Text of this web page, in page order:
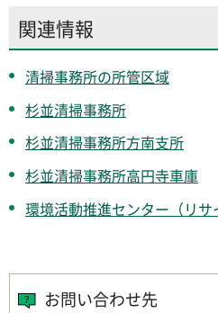
関連情報
清掃事務所の所管区域
杉並清掃事務所
杉並清掃事務所方南支所
杉並清掃事務所高円寺車庫
環境活動推進センター（リサ
お問い合わせ先